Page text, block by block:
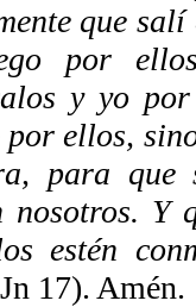
que
por
y yo
ellos,
para que
nosotros. Y
estén
17). Amén.